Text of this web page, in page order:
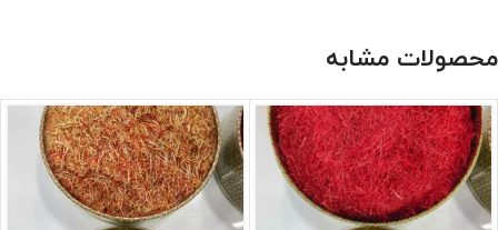
محصولات مشابه